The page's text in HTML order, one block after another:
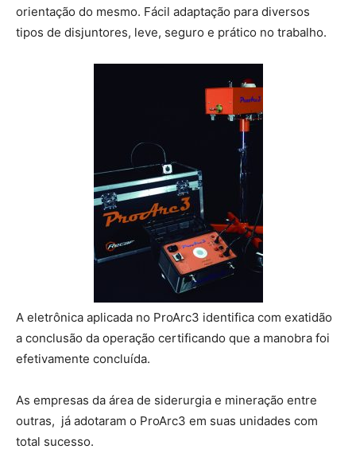
orientação do mesmo. Fácil adaptação para diversos
tipos de disjuntores, leve, seguro e prático no trabalho.
A eletrônica aplicada no ProArc3 identifica com exatidão
a conclusão da operação certificando que a manobra foi
efetivamente concluída.
As empresas da área de siderurgia e mineração entre
outras, já adotaram o ProArc3 em suas unidades com
total sucesso.